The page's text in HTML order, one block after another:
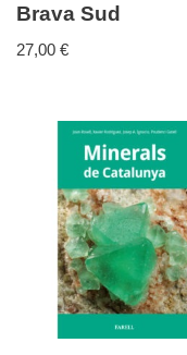
Brava Sud
27,00 €